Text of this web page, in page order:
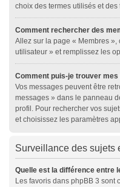
choix des termes utilisés et
Comment rechercher des
Allez sur la page « Membres
utilisateur » et remplissez les
Comment puis-je trouver
Vos messages peuvent être
messages » dans le panneau
profil. Pour rechercher vos
et choisissez les paramètres
Surveillance des sujets
Quelle est la différence entre
Les favoris dans phpBB 3 sont